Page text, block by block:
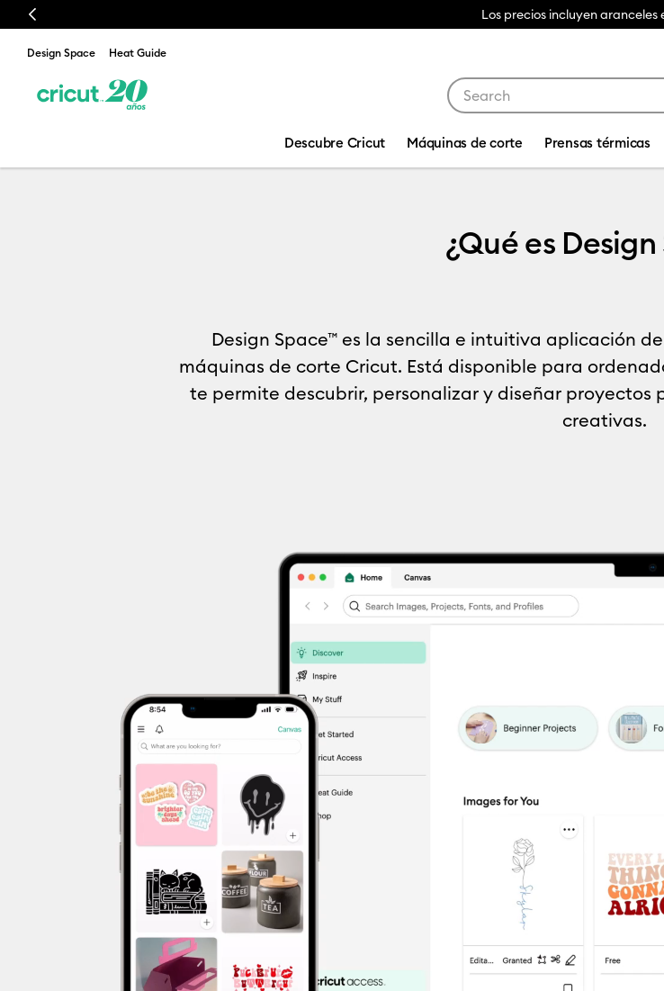
Previous Envío gratuito a partir
Design Space Heat Guide
Descubre Cricut Máquinas de corte Prensas térmicas
¿Qué es
Design Space™ es la sencilla e intuitiva aplicación
máquinas de corte Cricut. Está disponible para
te permite descubrir, personalizar y diseñar
creativas.